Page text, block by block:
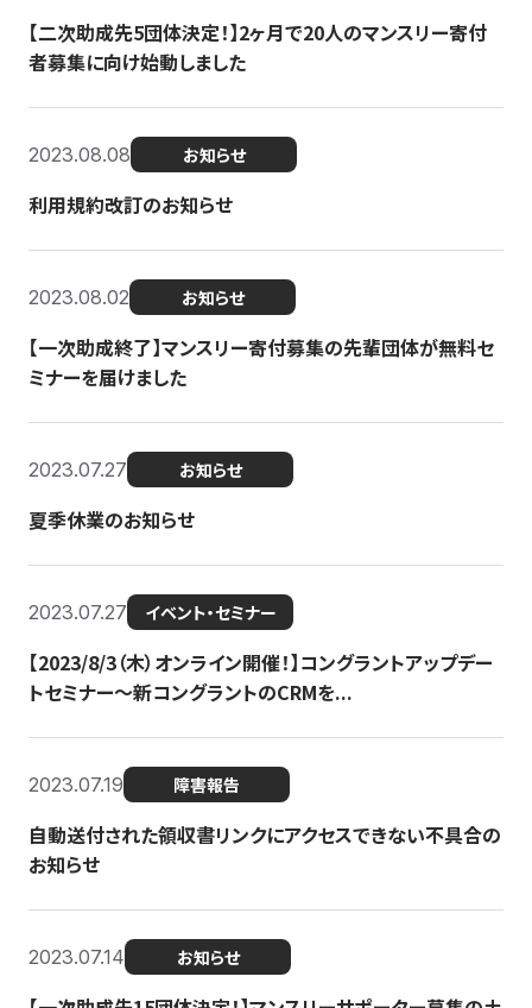
【二次助成先5団体決定！】2ヶ月で20人のマンスリー寄付
者募集に向け始動しました
2023.08.08 お知らせ
利用規約改訂のお知らせ
2023.08.02 お知らせ
【一次助成終了】マンスリー寄付募集の先輩団体が無料セ
ミナーを届けました
2023.07.27 お知らせ
夏季休業のお知らせ
2023.07.27 イベント・セミナー
【2023/8/3（木）オンライン開催！】コングラントアップデー
トセミナー〜新コングラントのCRMを...
2023.07.19 障害報告
自動送付された領収書リンクにアクセスできない不具合の
お知らせ
2023.07.14 お知らせ